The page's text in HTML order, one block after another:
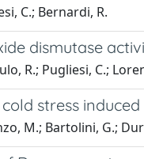
C.; Bernardi, R.
dismutase
R.; Pugliesi, C.;
stress
M.; Bartolini, G.;